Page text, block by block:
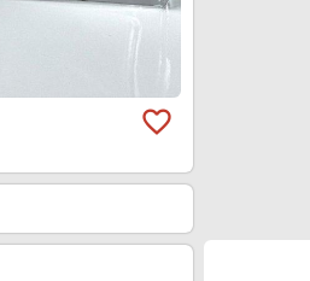
favorite_border